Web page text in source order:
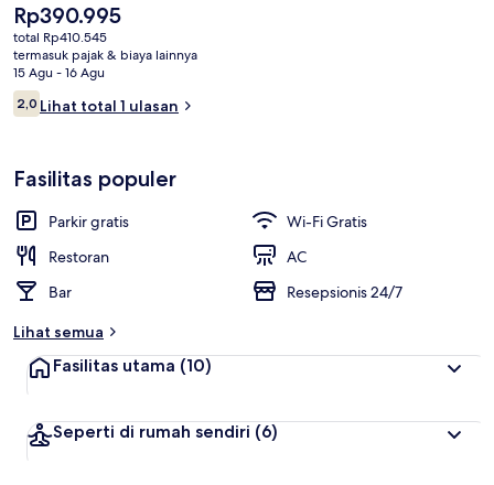
Harga
saat
ini
Rp390.995
Rp390.995
total Rp410.545
termasuk pajak & biaya lainnya
15 Agu - 16 Agu
Ulasan
2,02,0 dari 10
Lihat total 1 ulasan
Fasilitas populer
Parkir gratis
Wi-Fi Gratis
Restoran
AC
Bar
Resepsionis 24/7
Lihat semua
Fasilitas utama (10)
Seperti di rumah sendiri (6)